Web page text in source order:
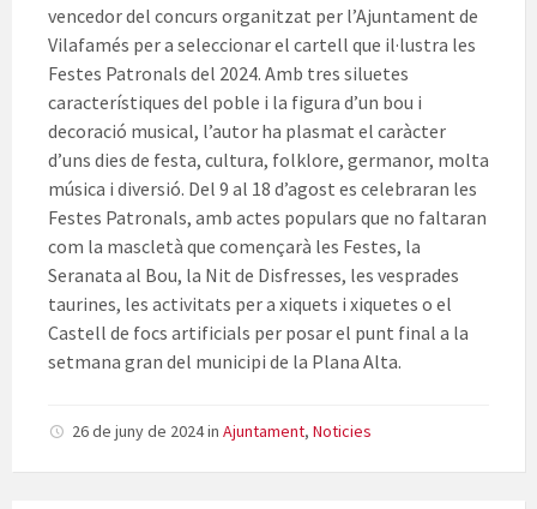
vencedor del concurs organitzat per l’Ajuntament de
Vilafamés per a seleccionar el cartell que il·lustra les
Festes Patronals del 2024. Amb tres siluetes
característiques del poble i la figura d’un bou i
decoració musical, l’autor ha plasmat el caràcter
d’uns dies de festa, cultura, folklore, germanor, molta
música i diversió. Del 9 al 18 d’agost es celebraran les
Festes Patronals, amb actes populars que no faltaran
com la mascletà que començarà les Festes, la
Seranata al Bou, la Nit de Disfresses, les vesprades
taurines, les activitats per a xiquets i xiquetes o el
Castell de focs artificials per posar el punt final a la
setmana gran del municipi de la Plana Alta.
26 de juny de 2024in Ajuntament, Noticies